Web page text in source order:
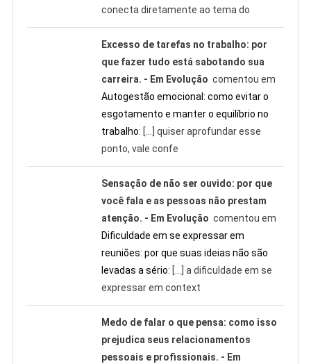
conecta diretamente ao tema do
Excesso de tarefas no trabalho: por
que fazer tudo está sabotando sua
carreira. - Em Evolução comentou em
Autogestão emocional: como evitar o
esgotamento e manter o equilíbrio no
trabalho: […] quiser aprofundar esse
ponto, vale confe
Sensação de não ser ouvido: por que
você fala e as pessoas não prestam
atenção. - Em Evolução comentou em
Dificuldade em se expressar em
reuniões: por que suas ideias não são
levadas a sério: […] a dificuldade em se
expressar em context
Medo de falar o que pensa: como isso
prejudica seus relacionamentos
pessoais e profissionais. - Em